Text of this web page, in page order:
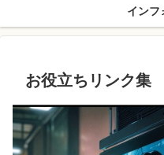
インフ
お役立ちリンク集